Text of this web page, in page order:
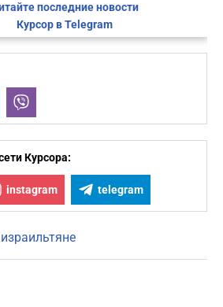
последние новости
Курсор в Telegram
Telegram
Курсора:
instagram telegram
израильтяне